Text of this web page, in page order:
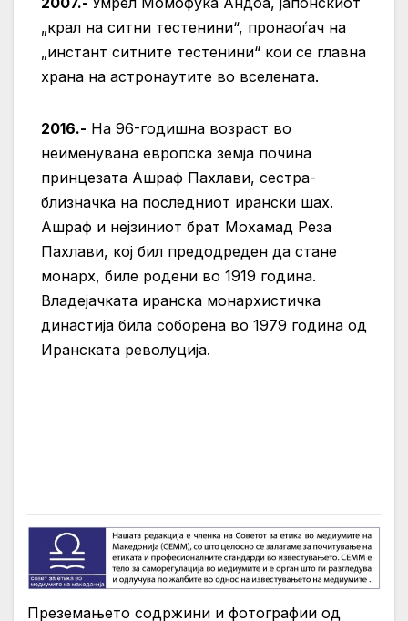
„крал на ситни тестенини“, пронаоѓач на
„инстант ситните тестенини“ кои се главна
храна на астронаутите во вселената.
2016.- На 96-годишна возраст во
неименувана европска земја почина
принцезата Ашраф Пахлави, сестра-
близначка на последниот ирански шах.
Ашраф и нејзиниот брат Мохамад Реза
Пахлави, кој бил предодреден да стане
монарх, биле родени во 1919 година.
Владејачката иранска монархистичка
династија била соборена во 1979 година од
Иранската револуција.
Преземањето содржини и фотографии од